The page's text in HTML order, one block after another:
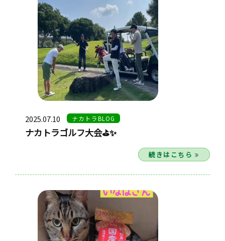
2025.07.10 ナカトラBLOG
ナカトラゴルフ大会⛳✨
続きはこちら